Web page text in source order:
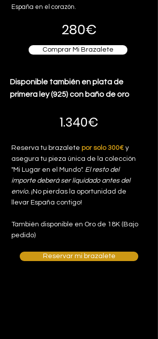
España en el corazón.
280€
Comprar Mi Brazalete
Disponible también en plata de
primera ley (925) con baño de oro
1.340€
Reserva tu brazalete por solo 300€ y
asegura tu pieza única de la colección
"Mi Lugar en el Mundo". El resto del
importe deberá ser liquidado antes del
envío. ¡No pierdas la oportunidad de
llevar España contigo!
También disponible en Oro de 18K (Bajo
pedido)
Reservar mi brazalete